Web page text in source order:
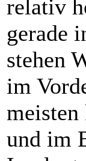
relativ
gerade
stehen
im
meisten
und im